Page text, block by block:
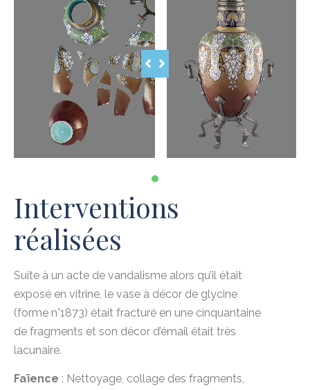
Interventions
réalisées
Suite à un acte de vandalisme alors qu’il était
exposé en vitrine, le vase à décor de glycine
(forme n°1873) était fracturé en une cinquantaine
de fragments et son décor d’émail était très
lacunaire.
Faïence : Nettoyage, collage des fragments,